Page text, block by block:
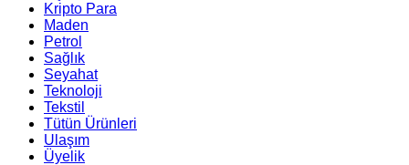
Kripto Para
Maden
Petrol
Sağlık
Seyahat
Teknoloji
Tekstil
Tütün Ürünleri
Ulaşım
Üyelik